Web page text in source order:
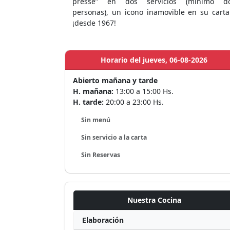
personas), un icono inamovible en su
¡desde 1967!
Horario del jueves, 06-08-2026
Abierto mañana y tarde
H. mañana: 13:00 a 15:00 Hs.
H. tarde: 20:00 a 23:00 Hs.
Sin menú
Sin servicio a la carta
Sin Reservas
Nuestra Cocina
Elaboración